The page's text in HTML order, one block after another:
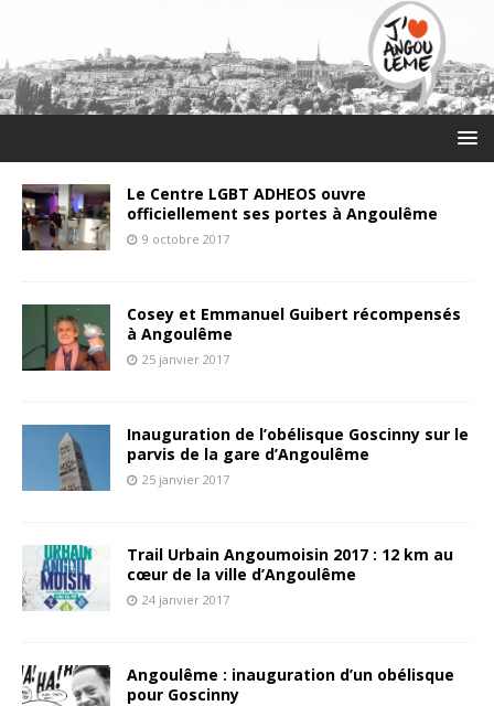
Le Centre LGBT ADHEOS ouvre
officiellement ses portes à Angoulême
9 octobre 2017
Cosey et Emmanuel Guibert récompensés
à Angoulême
25 janvier 2017
Inauguration de l’obélisque Goscinny sur le
parvis de la gare d’Angoulême
25 janvier 2017
Trail Urbain Angoumoisin 2017 : 12 km au
cœur de la ville d’Angoulême
24 janvier 2017
Angoulême : inauguration d’un obélisque
pour Goscinny